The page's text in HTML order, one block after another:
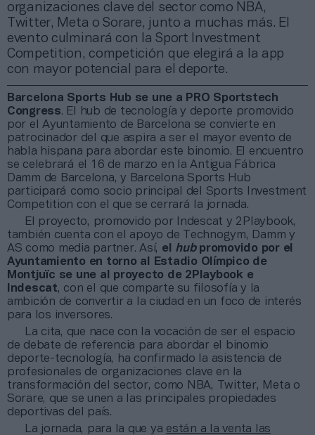
organizaciones clave del sector como NBA,
Twitter, Meta o Sorare, junto a muchas más. El
evento culminará con la Sport Investment
Competition, competición que elegirá a la app
con mayor potencial para el deporte.
Barcelona Sports Hub se une a PRO Sportstech
Congress. El hub de tecnología y deporte promovido
por el Ayuntamiento de Barcelona se convierte en
patrocinador del que aspira a ser el mayor evento de
habla hispana para abordar este binomio. El encuentro
se celebrará el 16 de marzo en la Antigua Fábrica
Damm de Barcelona, y Barcelona Sports Hub
participará como socio principal del Sports Investment
Competition con el que se cerrará la jornada.
El proyecto, promovido por Indescat y 2Playbook,
también cuenta con el apoyo de Technogym, Damm y
AS como media partner. Así, el hub promovido por el
Ayuntamiento en torno al Estadio Olímpico de
Montjuïc se une al proyecto de 2Playbook e
Indescat, con el que comparte su filosofía y la
ambición de convertir a la ciudad en un foco de interés
para los inversores.
La cita, que nace con la vocación de ser el espacio
de debate de referencia para abordar el binomio
deporte-tecnología, ha confirmado la asistencia de
profesionales de organizaciones clave en la
transformación del sector, como NBA, Twitter, Meta o
Sorare, que se unen a las principales propiedades
deportivas del país.
La jornada, para la que ya están a la venta las